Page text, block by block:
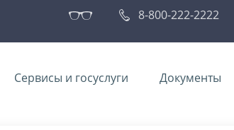
8-800-222-2222
Сервисы и госуслуги Документы